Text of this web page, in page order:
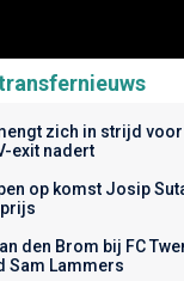
zich in strijd
exit nadert
op komst Josip
den Brom bij FC
Sam Lammers